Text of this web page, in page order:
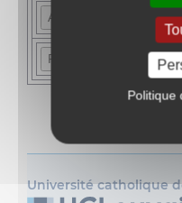
Politique
Université catholique